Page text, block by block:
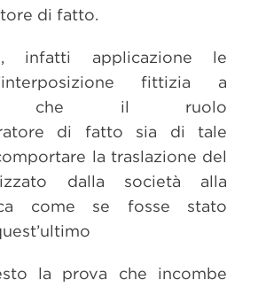
di fatto.
infatti applicazione le
fittizia a
che il ruolo
di fatto sia di tale
la traslazione del
dalla società alla
come se fosse stato
la prova che incombe